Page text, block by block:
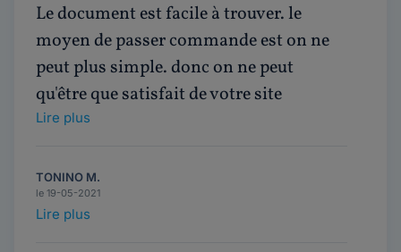
Le document est facile à trouver. le
moyen de passer commande est on ne
peut plus simple. donc on ne peut
qu'être que satisfait de votre site
Lire plus
TONINO M.
le 19-05-2021
Lire plus